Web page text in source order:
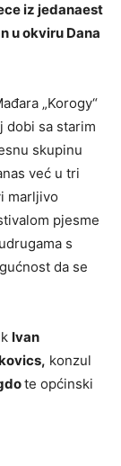
iz jedanaest
u okviru Dana
„Korogy“
dobi sa starim
skupinu
već u tri
marljivo
pjesme
s
da se
Ivan
konzul
te općinski